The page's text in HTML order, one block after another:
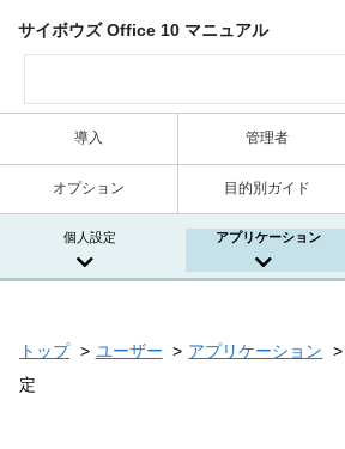
サイボウズ Office 10 マニュアル
導入 管理者
オプション 目的別ガイド
個人設定 アプリケーション
トップ ユーザー アプリケーション
定